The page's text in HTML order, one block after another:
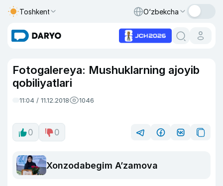
Toshkent O‘zbekcha
Fotogalereya: Mushuklarning ajoyib
qobiliyatlari
11:04 / 11.12.2018 1046
0 0
Xonzodabegim A’zamova